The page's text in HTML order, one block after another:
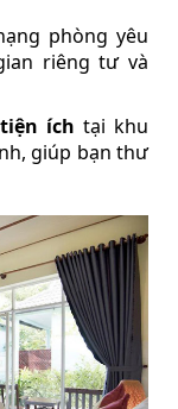
phòng yêu
riêng tư và
ích tại khu
giúp bạn thư